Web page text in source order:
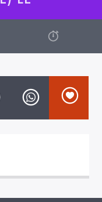
de mix, de